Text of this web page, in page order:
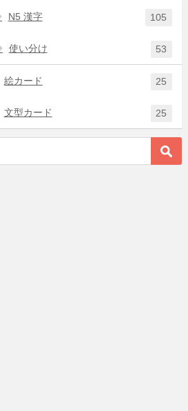
N5 漢字 105
使い分け 53
絵カード 25
文型カード 25